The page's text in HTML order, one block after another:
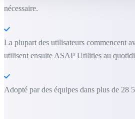
nécessaire.
La plupart des utilisateurs commencent
utilisent ensuite ASAP Utilities au
Adopté par des équipes dans plus de 28